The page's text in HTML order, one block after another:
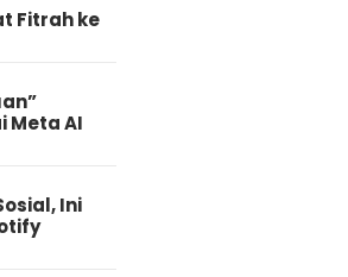
Fitrah ke
Meta AI
Ini